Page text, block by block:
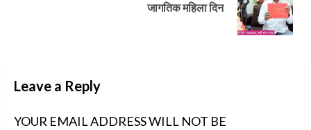
जागतिक महिला दिन
Leave a Reply
YOUR EMAIL ADDRESS WILL NOT BE